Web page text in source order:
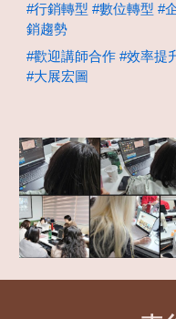
#行銷轉型 #數位轉型 #
銷趨勢
#歡迎講師合作 #效率提
#大展宏圖